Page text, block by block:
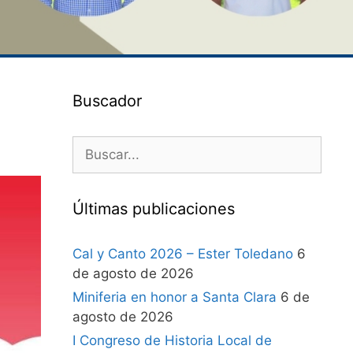
Buscador
Últimas publicaciones
Cal y Canto 2026 – Ester Toledano 6
de agosto de 2026
Miniferia en honor a Santa Clara 6 de
agosto de 2026
I Congreso de Historia Local de